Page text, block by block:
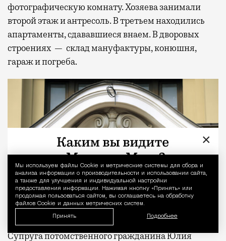
Уведомление
Мы используем файлы Сookie и метрические системы для сбора и
анализа информации о производительности и использовании сайта,
а также для улучшения и индивидуальной настройки
предоставления информации. Нажимая кнопку «Принять» или
продолжая пользоваться сайтом, вы соглашаетесь на обработку
файлов Cookie и данных метрических систем.
Принять Подробнее
фотографическую комнату. Хозяева занимали
второй этаж и антресоль. В третьем находились
апартаменты, сдававшиеся внаем. В дворовых
строениях — склад мануфактуры, конюшня,
гараж и погреба.
Супруга потомственного гражданина Юлия
×